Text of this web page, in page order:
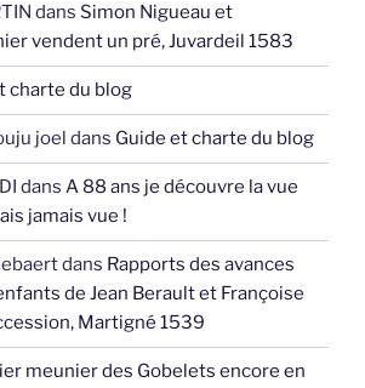
dans Simon Nigueau et
vendent un pré, Juvardeil 1583
charte du blog
joel dans Guide et charte du blog
dans A 88 ans je découvre la vue
jamais vue !
dans Rapports des avances
de Jean Berault et Françoise
Martigné 1539
meunier des Gobelets encore en